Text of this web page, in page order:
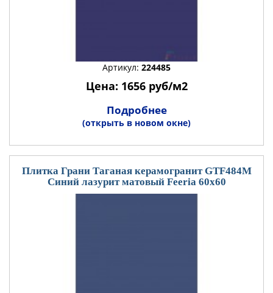
Артикул: 224485
Цена: 1656 руб/м2
Подробнее
(открыть в новом окне)
Плитка Грани Таганая керамогранит GTF484М
Синий лазурит матовый Feeria 60x60